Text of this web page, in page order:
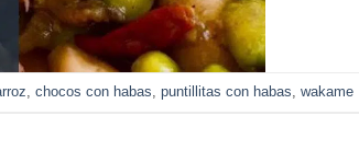
, chocos con habas, puntillitas con habas, wakame